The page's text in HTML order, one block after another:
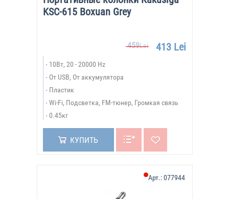
KSC-615 Boxuan Grey
459Lei 413 Lei
10Вт, 20 - 20000 Hz
От USB, От аккумулятора
Пластик
Wi-Fi, Подсветка, FM-тюнер, Громкая связь
0.45кг
КУПИТЬ
Арт.:077944